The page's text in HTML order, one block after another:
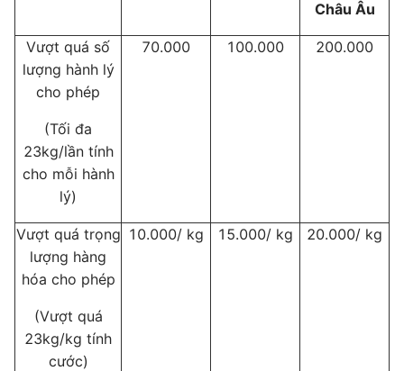
Châu Âu
Vượt quá số
lượng hành lý
cho phép
(Tối đa
23kg/lần tính
cho mỗi hành
lý)
70.000 100.000 200.000
Vượt quá trọng
lượng hàng
hóa cho phép
(Vượt quá
23kg/kg tính
cước)
10.000/ kg 15.000/ kg 20.000/ kg